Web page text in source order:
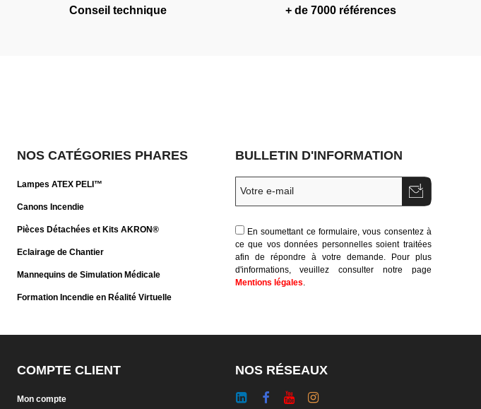
Conseil technique + de 7000 références
NOS CATÉGORIES PHARES
Lampes ATEX PELI™
Canons Incendie
Pièces Détachées et Kits AKRON®
Eclairage de Chantier
Mannequins de Simulation Médicale
Formation Incendie en Réalité Virtuelle
BULLETIN D'INFORMATION
En soumettant ce formulaire, vous consentez à
ce que vos données personnelles soient traitées
afin de répondre à votre demande. Pour plus
d'informations, veuillez consulter notre page
Mentions légales
COMPTE CLIENT
Mon compte
NOS RÉSEAUX